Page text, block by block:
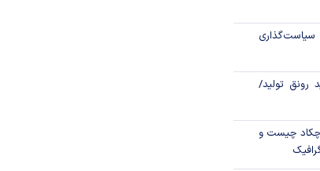
ایران؛
سیاهچاله
رونق تولید/
چیست و